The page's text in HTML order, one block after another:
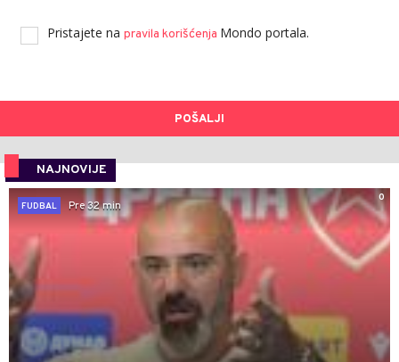
Pristajete na pravila korišćenja Mondo portala.
POŠALJI
NAJNOVIJE
0
FUDBAL
Pre 32 min